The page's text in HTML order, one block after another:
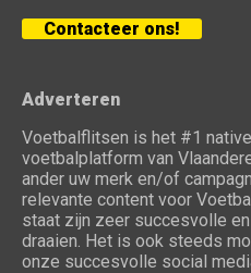
Contacteer ons!
Adverteren
Voetbalflitsen is het #1
voetbalplatform van
ander uw merk en/of
relevante content voor
staat zijn zeer succesvolle
draaien. Het is ook steeds
onze succesvolle social